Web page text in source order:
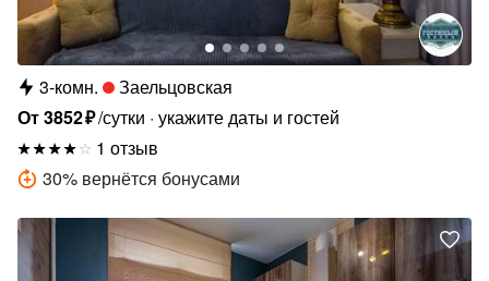
3-комн.
Заельцовская
От3852₽/сутки укажите даты и гостей
1 отзыв
30% вернётся бонусами